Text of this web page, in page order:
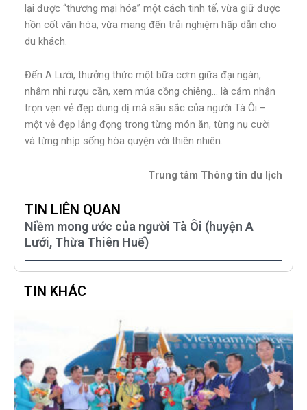
lại được “thương mại hóa” một cách tinh tế, vừa giữ được
hồn cốt văn hóa, vừa mang đến trải nghiệm hấp dẫn cho
du khách.
Đến A Lưới, thưởng thức một bữa cơm giữa đại ngàn,
nhâm nhi rượu cần, xem múa cồng chiêng… là cảm nhận
trọn vẹn vẻ đẹp dung dị mà sâu sắc của người Tà Ôi –
một vẻ đẹp lắng đọng trong từng món ăn, từng nụ cười
và từng nhịp sống hòa quyện với thiên nhiên.
Trung tâm Thông tin du lịch
TIN LIÊN QUAN
Niềm mong ước của người Tà Ôi (huyện A
Lưới, Thừa Thiên Huế)
TIN KHÁC